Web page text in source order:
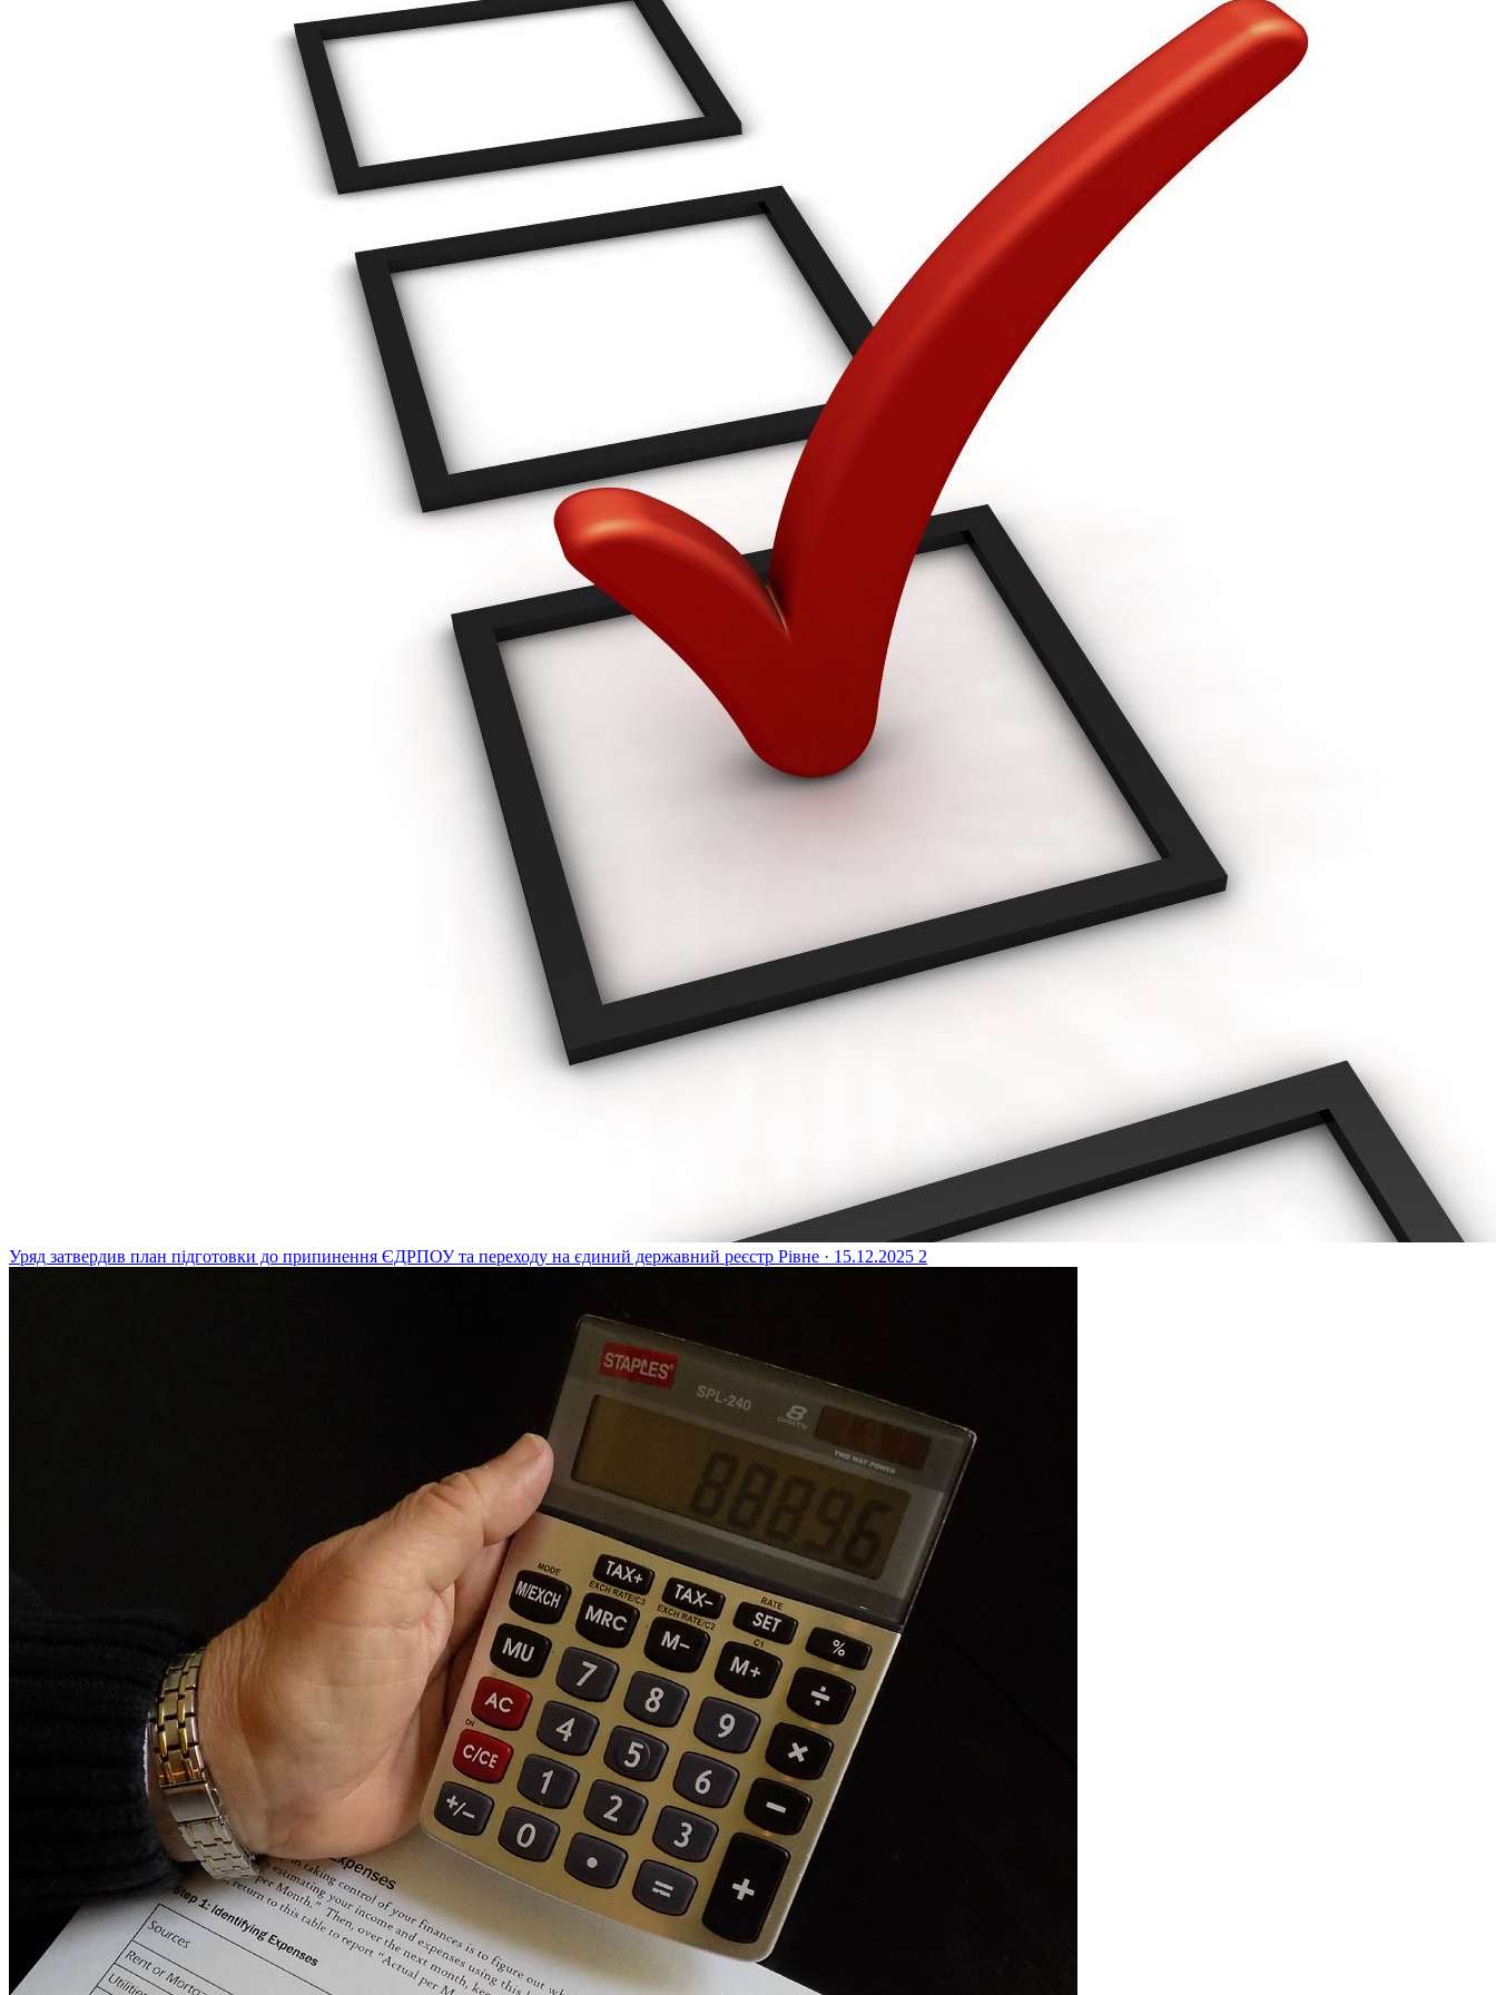
Уряд затвердив план підготовки до припинення ЄДРПОУ та переходу на єдиний державний реєстр Рівне · 15.12.2025 2